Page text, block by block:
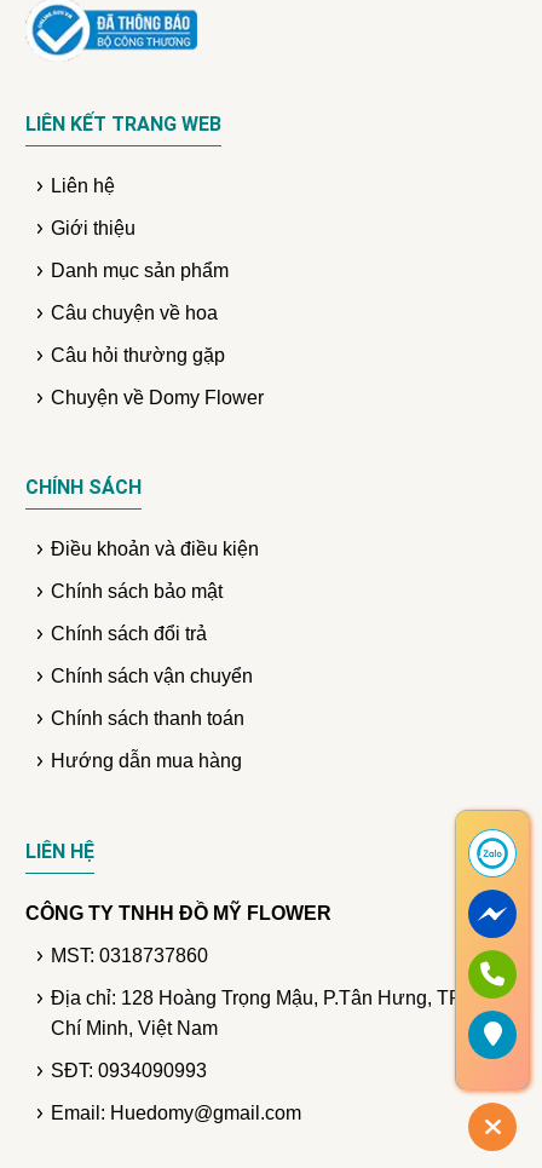
LIÊN KẾT TRANG WEB
Liên hệ
Giới thiệu
Danh mục sản phẩm
Câu chuyện về hoa
Câu hỏi thường gặp
Chuyện về Domy Flower
CHÍNH SÁCH
Điều khoản và điều kiện
Chính sách bảo mật
Chính sách đổi trả
Chính sách vận chuyển
Chính sách thanh toán
Hướng dẫn mua hàng
LIÊN HỆ
CÔNG TY TNHH ĐỒ MỸ FLOWER
MST: 0318737860
Địa chỉ: 128 Hoàng Trọng Mậu, P.Tân Hưng, TP. Hồ
Chí Minh, Việt Nam
SĐT: 0934090993
Email: Huedomy@gmail.com